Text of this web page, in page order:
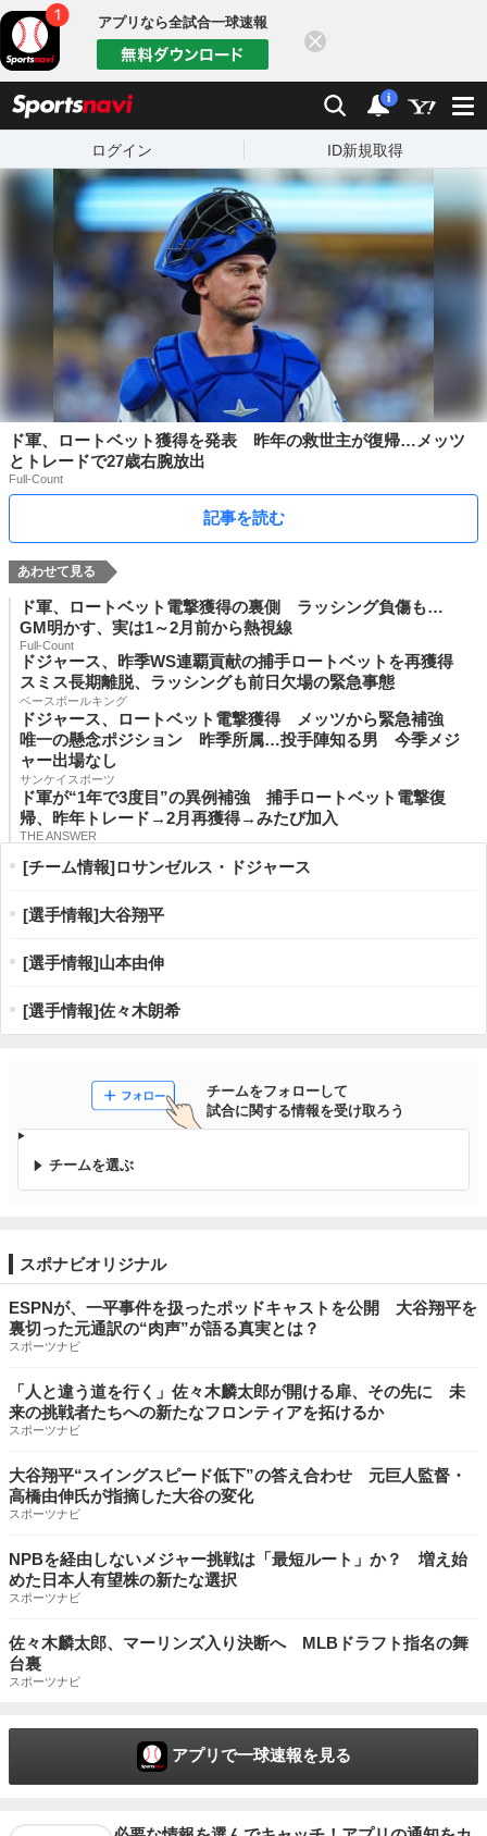
アプリなら全試合一球速報
検索
通知数：
i
ログイン ID新規取得
ド軍、ロートベット獲得を発表 昨年の救世主が復帰…メッツ
とトレードで27歳右腕放出
Full-Count
記事を読む
ド軍、ロートベット電撃獲得の裏側 ラッシング負傷も…
GM明かす、実は1～2月前から熱視線
Full-Count
ドジャース、昨季WS連覇貢献の捕手ロートベットを再獲得
スミス長期離脱、ラッシングも前日欠場の緊急事態
ベースボールキング
ドジャース、ロートベット電撃獲得 メッツから緊急補強
唯一の懸念ポジション 昨季所属…投手陣知る男 今季メジ
ャー出場なし
サンケイスポーツ
ド軍が“1年で3度目”の異例補強 捕手ロートベット電撃復
帰、昨年トレード→2月再獲得→みたび加入
THE ANSWER
[チーム情報]ロサンゼルス・ドジャース
[選手情報]大谷翔平
[選手情報]山本由伸
[選手情報]佐々木朗希
チームをフォローして
試合に関する情報を受け取ろう
チームを選ぶ
スポナビオリジナル
ESPNが、一平事件を扱ったポッドキャストを公開 大谷翔平を
裏切った元通訳の“肉声”が語る真実とは？
スポーツナビ
「人と違う道を行く」佐々木麟太郎が開ける扉、その先に 未
来の挑戦者たちへの新たなフロンティアを拓けるか
スポーツナビ
大谷翔平“スイングスピード低下”の答え合わせ 元巨人監督・
高橋由伸氏が指摘した大谷の変化
スポーツナビ
NPBを経由しないメジャー挑戦は「最短ルート」か？ 増え始
めた日本人有望株の新たな選択
スポーツナビ
佐々木麟太郎、マーリンズ入り決断へ MLBドラフト指名の舞
台裏
スポーツナビ
アプリで一球速報を見る